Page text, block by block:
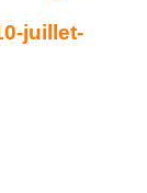
juillet-